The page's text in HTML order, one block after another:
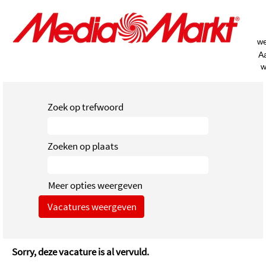
Zoek op trefwoord
Zoeken op plaats
Meer opties weergeven
Sorry, deze vacature is al vervuld.